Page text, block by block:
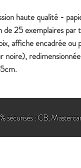
haute qualité -
de 25 exemplaires par
affiche encadrée ou
noire),
sécurisés : CB,